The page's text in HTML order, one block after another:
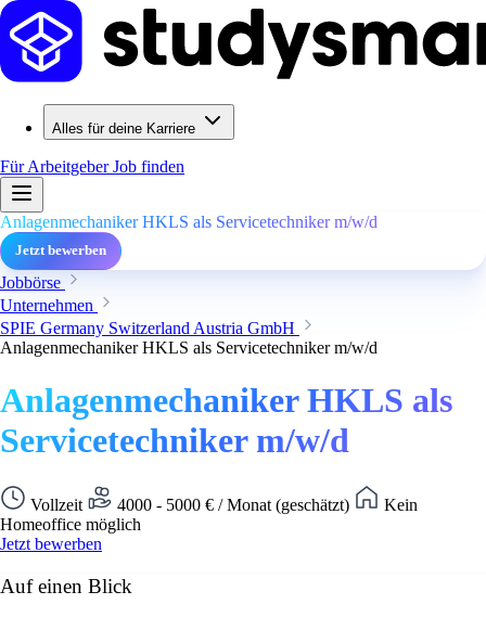
Alles für deine Karriere
Für ArbeitgeberJob finden
Anlagenmechaniker HKLS als Servicetechniker m/w/d
Jetzt bewerben
Jobbörse
Unternehmen
SPIE Germany Switzerland Austria GmbH
Anlagenmechaniker HKLS als Servicetechniker m/w/d
Anlagenmechaniker HKLS als
Servicetechniker m/w/d
Vollzeit 4000 - 5000 € / Monat (geschätzt)
Kein
Homeoffice möglich
Jetzt bewerben
Auf einen Blick